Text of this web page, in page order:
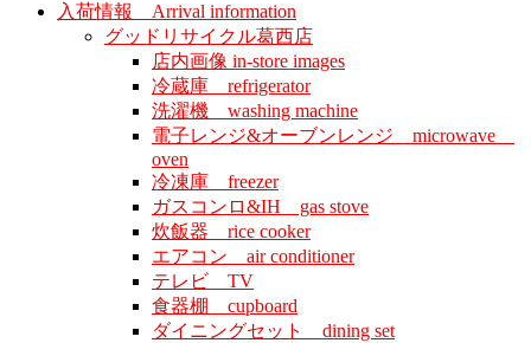
入荷情報 Arrival information
グッドリサイクル葛西店
店内画像 in-store images
冷蔵庫 refrigerator
洗濯機 washing machine
電子レンジ&オーブンレンジ microwave
oven
冷凍庫 freezer
ガスコンロ&IH gas stove
炊飯器 rice cooker
エアコン air conditioner
テレビ TV
食器棚 cupboard
ダイニングセット dining set